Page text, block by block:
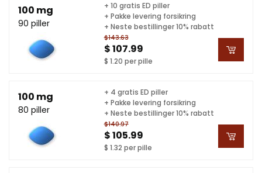
100 mg
90 piller
$143.63
$ 107.99
$ 1.20 per pille
+ 10 gratis ED piller
+ Pakke levering forsikring
+ Neste bestillinger 10% rabatt
100 mg
80 piller
$140.97
$ 105.99
$ 1.32 per pille
+ 4 gratis ED piller
+ Pakke levering forsikring
+ Neste bestillinger 10% rabatt